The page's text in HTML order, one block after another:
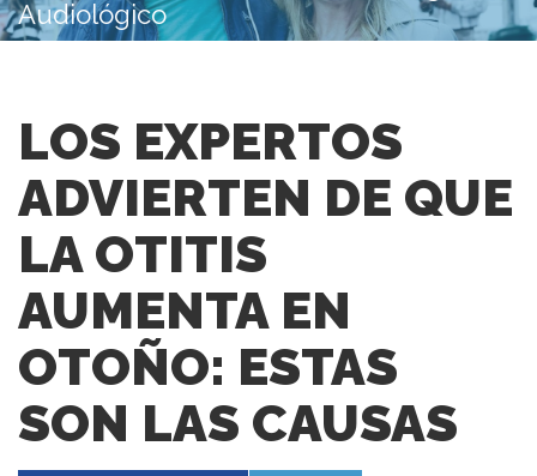
Audiológico
LOS EXPERTOS
ADVIERTEN DE QUE
LA OTITIS
AUMENTA EN
OTOÑO: ESTAS
SON LAS CAUSAS